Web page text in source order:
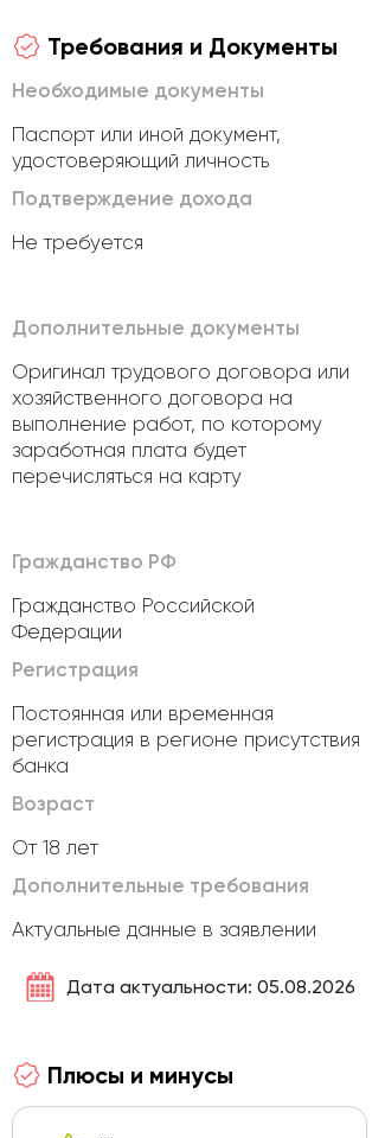
Требования и Документы
Необходимые документы
Паспорт или иной документ,
удостоверяющий личность
Подтверждение дохода
Не требуется
Дополнительные документы
Оригинал трудового договора или
хозяйственного договора на
выполнение работ, по которому
заработная плата будет
перечисляться на карту
Гражданство РФ
Гражданство Российской
Федерации
Регистрация
Постоянная или временная
регистрация в регионе присутствия
банка
Возраст
От 18 лет
Дополнительные требования
Актуальные данные в заявлении
Дата актуальности: 05.08.2026
Плюсы и минусы